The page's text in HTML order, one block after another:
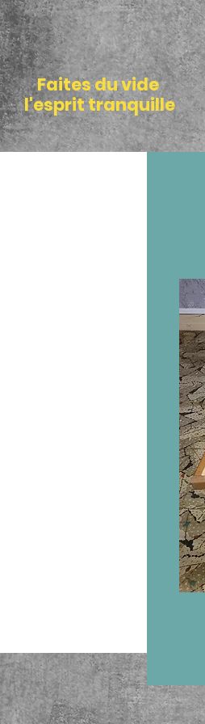
Faites du vide
l'esprit tranquille